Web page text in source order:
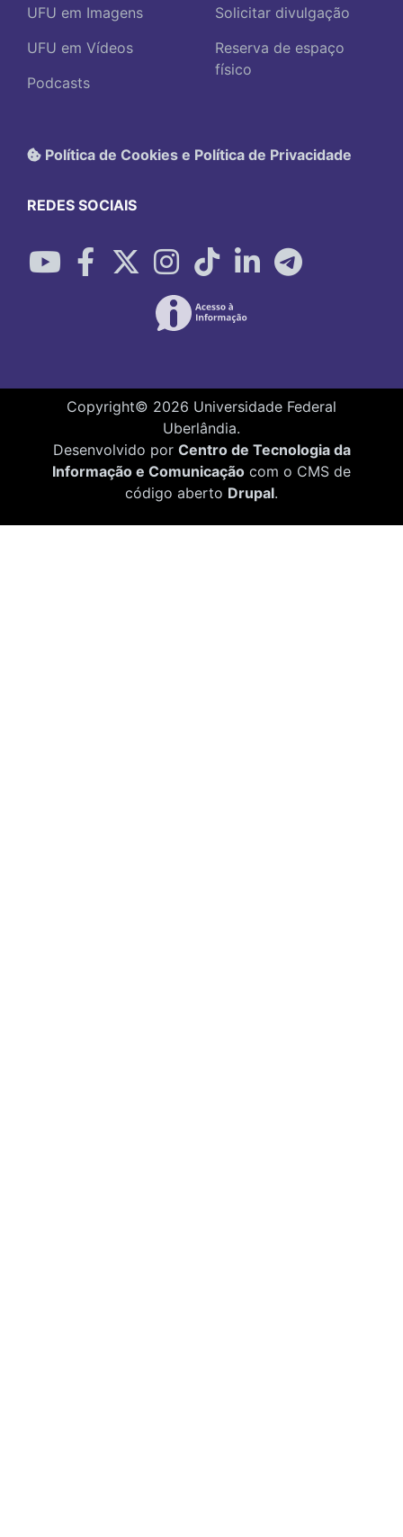
UFU em Imagens
UFU em Vídeos
Podcasts
Solicitar divulgação
Reserva de espaço
físico
Política de Cookies e Política de Privacidade
REDES SOCIAIS
Copyright© 2026 Universidade Federal
Uberlândia.
Desenvolvido por Centro de Tecnologia da
Informação e Comunicação com o CMS de
código aberto Drupal.